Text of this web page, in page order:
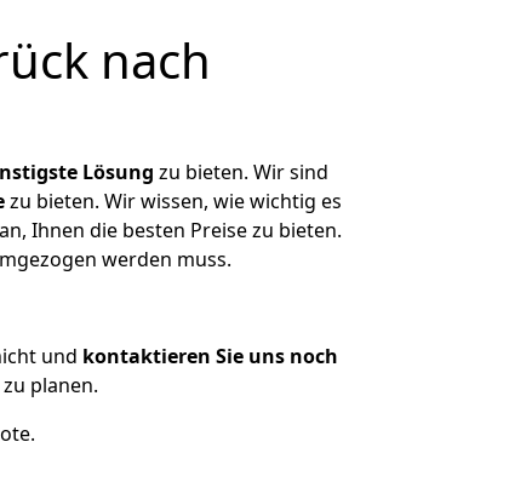
nach
Lösung zu bieten. Wir sind
zu bieten. Wir wissen, wie wichtig es
Ihnen die besten Preise zu bieten.
werden muss.
und kontaktieren Sie uns noch
planen.